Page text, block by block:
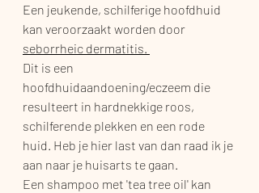
Een jeukende, schilferige hoofdhuid
kan veroorzaakt worden door
seborrheic dermatitis.
Dit is een
hoofdhuidaandoening/eczeem die
resulteert in hardnekkige roos,
schilferende plekken en een rode
huid. Heb je hier last van dan raad ik je
aan naar je huisarts te gaan.
Een shampoo met 'tea tree oil' kan